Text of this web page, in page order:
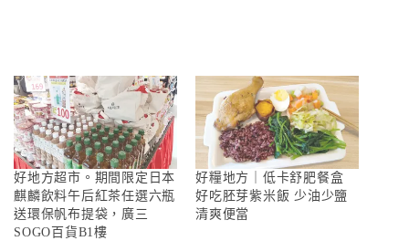
好地方超市。期間限定日本
麒麟飲料午后紅茶任選六瓶
送環保帆布提袋，廣三
SOGO百貨B1樓
好糧地方｜低卡舒肥餐盒
好吃胚芽紫米飯 少油少鹽
清爽便當